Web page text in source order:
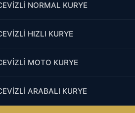
NORMAL KURYE
HIZLI KURYE
MOTO KURYE
ARABALI KURYE